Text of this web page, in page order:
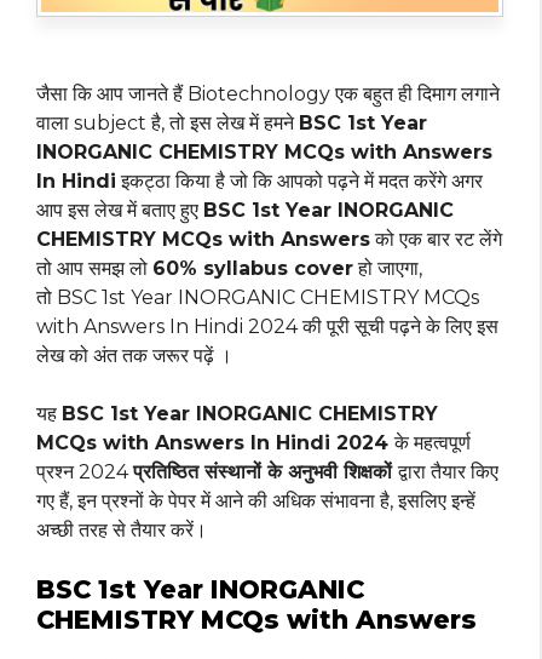
जैसा कि आप जानते हैं Biotechnology एक बहुत ही दिमाग लगाने
वाला subject है, तो इस लेख में हमने BSC 1st Year
INORGANIC CHEMISTRY MCQs with Answers
In Hindi इकट्ठा किया है जो कि आपको पढ़ने में मदत करेंगे अगर
आप इस लेख में बताए हुए BSC 1st Year INORGANIC
CHEMISTRY MCQs with Answersको एक बार रट लेंगे
तो आप समझ लो 60% syllabus coverहो जाएगा,
तो BSC 1st Year INORGANIC CHEMISTRY MCQs
with Answers In Hindi 2024 की पूरी सूची पढ़ने के लिए इस
लेख को अंत तक जरूर पढ़ें ।
यह BSC 1st Year INORGANIC CHEMISTRY
MCQs with Answers In Hindi 2024के महत्वपूर्ण
प्रश्न 2024प्रतिष्ठित संस्थानों के अनुभवी शिक्षकोंद्वारा तैयार किए
गए हैं, इन प्रश्नों के पेपर में आने की अधिक संभावना है, इसलिए इन्हें
अच्छी तरह से तैयार करें।
BSC 1st Year INORGANIC
CHEMISTRY MCQs with Answers